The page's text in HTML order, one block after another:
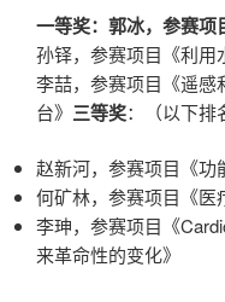
一等奖：郭冰，参赛项
孙铎，参赛项目《利用
李喆，参赛项目《遥感
台》 三等奖：（以下排
赵新河，参赛项目《功
何矿林，参赛项目《医
李珅，参赛项目《
来革命性的变化》